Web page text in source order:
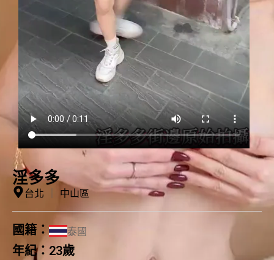
淫多多
台北 中山區
國籍： 泰國
年紀： 23歲